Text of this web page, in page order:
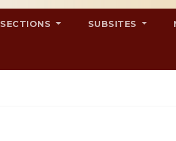
SECTIONS SUBSITES